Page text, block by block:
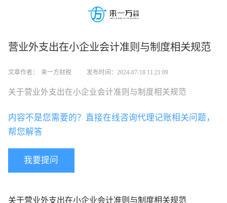
营业外支出在小企业会计准则与制度相关规范
文章作者： 来一方财税 发布时间：2024-07-18 11:21:09
关于营业外支出在小企业会计准则与制度相关规范
我要提问
内容不是您需要的？直接在线咨询代理记账相关问题，
帮您解答
关于营业外支出在小企业会计准则与制度相关规范